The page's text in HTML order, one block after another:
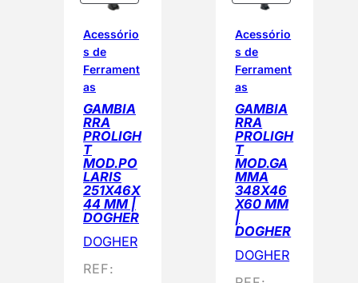
R
D
T
E
M
R
O
M
O
Ç
Acessório
s de
Ferrament
as
GAMBIA
RRA
PROLIGH
T
MOD.PO
LARIS
251X46X
44 MM |
DOGHER
DOGHER
REF:
R
D
T
E
M
R
O
M
Ç
Ã
Acessório
s de
Ferrament
as
GAMBIA
RRA
PROLIGH
T
MOD.GA
MMA
348X46
X60 MM
|
DOGHER
DOGHER